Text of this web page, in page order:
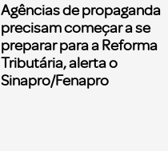
Agências de propaganda
precisam começar a se
preparar para a Reforma
Tributária, alerta o
Sinapro/Fenapro